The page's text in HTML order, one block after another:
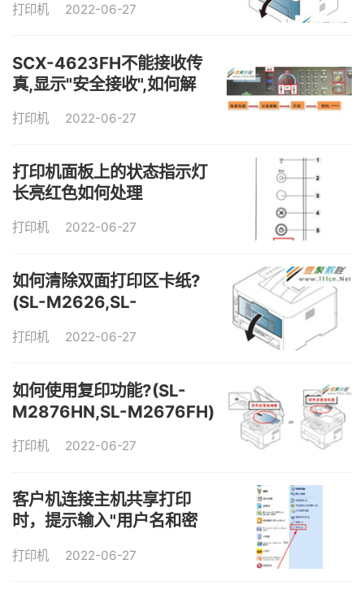
打印机 2022-06-27
SCX-4623FH不能接收传
真,显示"安全接收",如何解
打印机 2022-06-27
打印机面板上的状态指示灯
长亮红色如何处理
打印机 2022-06-27
如何清除双面打印区卡纸?
(SL-M2626,SL-
打印机 2022-06-27
如何使用复印功能?(SL-
M2876HN,SL-M2676FH)
打印机 2022-06-27
客户机连接主机共享打印
时，提示输入"用户名和密
打印机 2022-06-27